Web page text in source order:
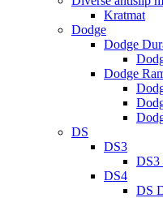
Kratmat
Dodge
Dodge
Dodge
DS
DS3
DS3
DS4
DS